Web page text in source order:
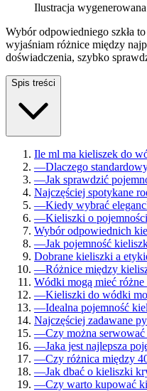
Ilustracja
Wybór odpowiedniego szkła
wyjaśniam różnice między
doświadczenia, szybko
Spis treści
Ile ml ma kieliszek do
—Dlaczego
—Jak sprawdzić
Najczęściej spotykane
—Kiedy wybrać
—Kieliszki o
Wybór odpowiednich
—Jak pojemność
Dobrane kieliszki a
—Różnice między
Wódki mogą mieć
—Kieliszki do wódki
—Idealna pojemność
Najczęściej zadawane
—Czy można
—Jaka jest najlepsza
—Czy różnica między
—Jak dbać o kieliszki
—Czy warto kupować